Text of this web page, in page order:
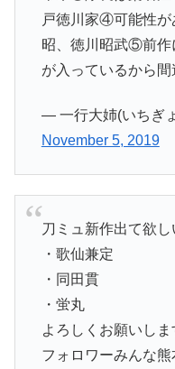
戸徳川家④可能性が
昭、徳川昭武⑤前作
が入っているから
— 一行大姉(いちぎ
November 5, 2019
刀ミュ新作出て欲
・歌仙兼定
・同田貫
・蛍丸
よろしくお願い
フォロワーみんな